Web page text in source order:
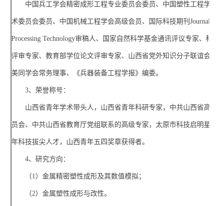
中国兵工学会精密成形工程专业委员会委员、中国塑性工程学会
术委员会委员、中国机械工程学会高级会员、国际科技期刊Journal of
Processing Technology审稿人、国家自然科学基金通讯评议专家、科
评审专家、教育部学位论文评审专家、山西省党外知识分子联谊会理
美同学会常务理事、《兵器装备工程学报》编委。
3、荣誉称号：
山西省青年学术带头人，山西省青年科研专家，中共山西省高等
员会、中共山西省教育厅党组联系的高级专家，太原市科技启明星，
年科技拔尖人才，山西青年五四奖章获得者。
4、研究方向：
（1）金属精密塑性成形及其数值模拟；
（2）金属塑性成形与改性。